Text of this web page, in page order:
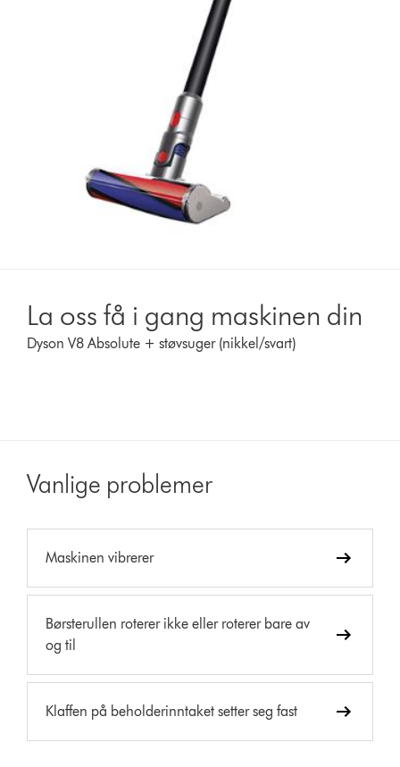
La oss få i gang maskinen din
Dyson V8 Absolute + støvsuger (nikkel/svart)
Vanlige problemer
Maskinen vibrerer
Børsterullen roterer ikke eller roterer bare av
og til
Klaffen på beholderinntaket setter seg fast